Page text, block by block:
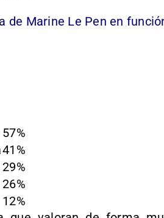
de Marine Le Pen en
57%
41%
29%
26%
12%